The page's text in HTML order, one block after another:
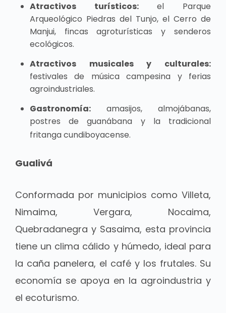
Atractivos turísticos:el Parque
Arqueológico Piedras del Tunjo, el Cerro de
Manjui, fincas agroturísticas y senderos
ecológicos.
Atractivos musicales y culturales:
festivales de música campesina y ferias
agroindustriales.
Gastronomía:amasijos, almojábanas,
postres de guanábana y la tradicional
fritanga cundiboyacense.
Gualivá
Conformada por municipios como Villeta,
Nimaima, Vergara, Nocaima,
Quebradanegra y Sasaima, esta provincia
tiene un clima cálido y húmedo, ideal para
la caña panelera, el café y los frutales. Su
economía se apoya en la agroindustria y
el ecoturismo.